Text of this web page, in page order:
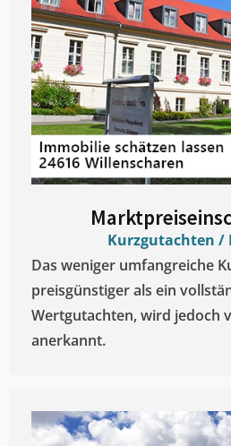
Kurzgutachten /
Das weniger umfangreiche
preisgünstiger als ein
Wertgutachten, wird jedoch
anerkannt.